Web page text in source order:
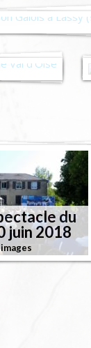
du
juin 2018